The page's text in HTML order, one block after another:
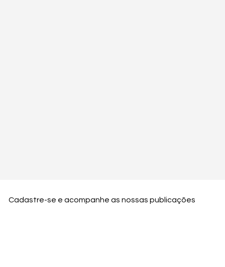
Cadastre-se e acompanhe as nossas publicações